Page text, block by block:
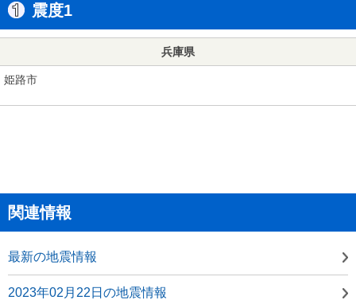
震度1
兵庫県
姫路市
関連情報
最新の地震情報
2023年02月22日の地震情報